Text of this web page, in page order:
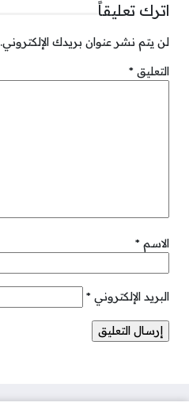
اترك تعليقاً
لن يتم نشر عنوان بريدك الإلكتروني.
التعليق *
الاسم *
البريد الإلكتروني *